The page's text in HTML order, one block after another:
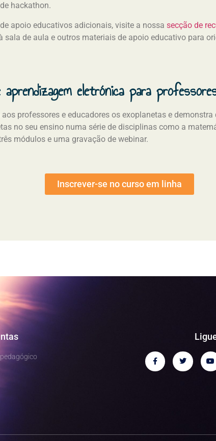
hackathon.
apoio educativos adicionais, visite a nossa secção de
sala de aula e outros materiais de apoio educativo para
eletrónica para
aos professores e educadores os exoplanetas e
no seu ensino numa série de disciplinas como a
módulos e uma gravação de webinar.
Inscrever-se no curso em linha